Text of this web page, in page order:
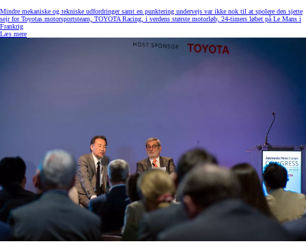
Mindre mekaniske og tekniske udfordringer samt en punktering undervejs var ikke nok til at spolere den sjette
sejr for Toyotas motorsportsteam, TOYOTA Racing, i verdens største motorløb, 24-timers løbet på Le Mans i
Frankrig
Læs mere